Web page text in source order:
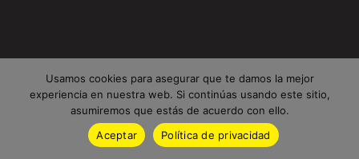
Usamos cookies para asegurar que te damos la mejor
experiencia en nuestra web. Si continúas usando este sitio,
asumiremos que estás de acuerdo con ello.
Aceptar
Política de privacidad